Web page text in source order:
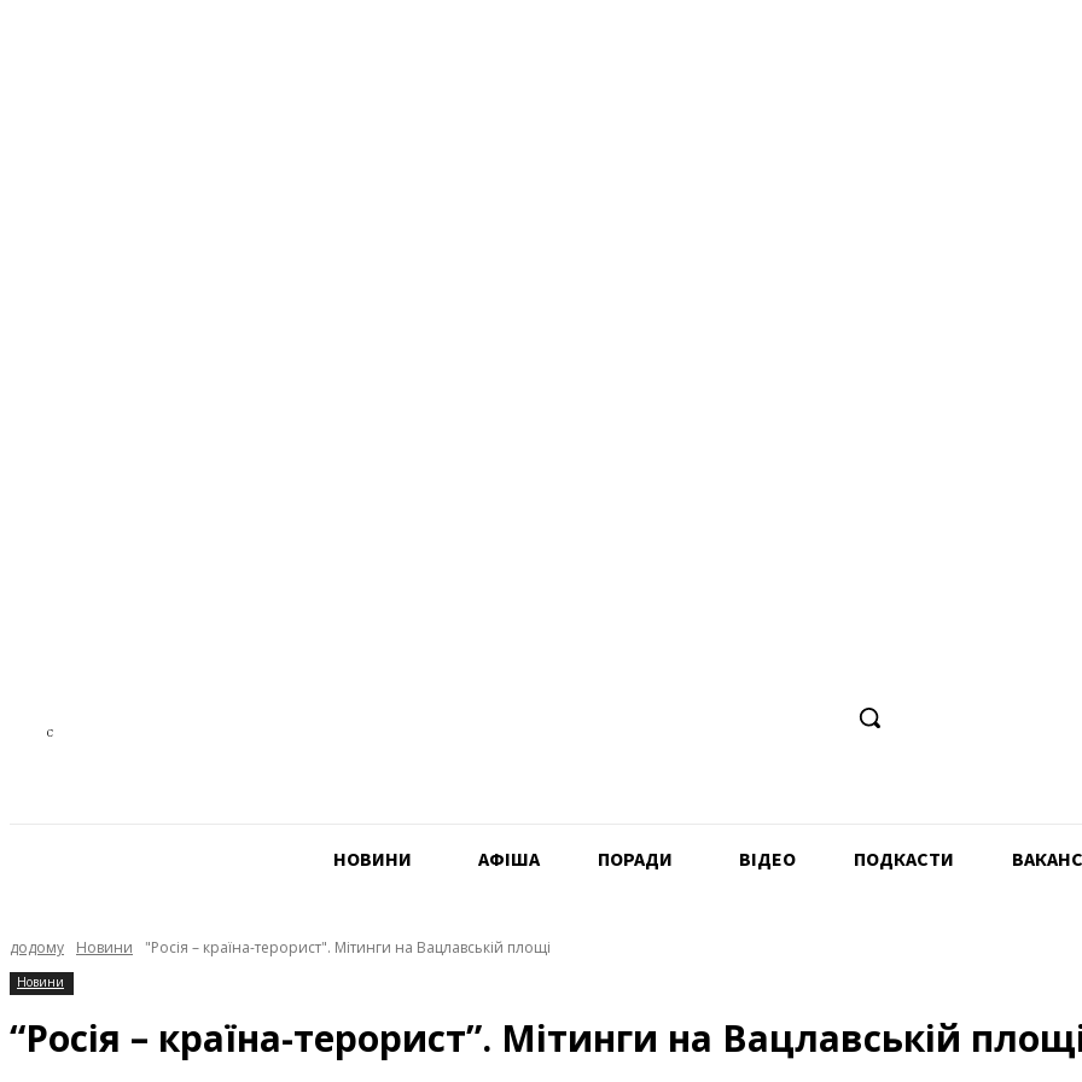
C
НОВИНИ АФIША ПОРАДИ ВІДЕО ПОДКАСТИ
додому Новини "Росія – країна-терорист". Мітинги на Вацлавській площі
Новини
“Росія – країна-терорист”. Мітинги на Вацлавській